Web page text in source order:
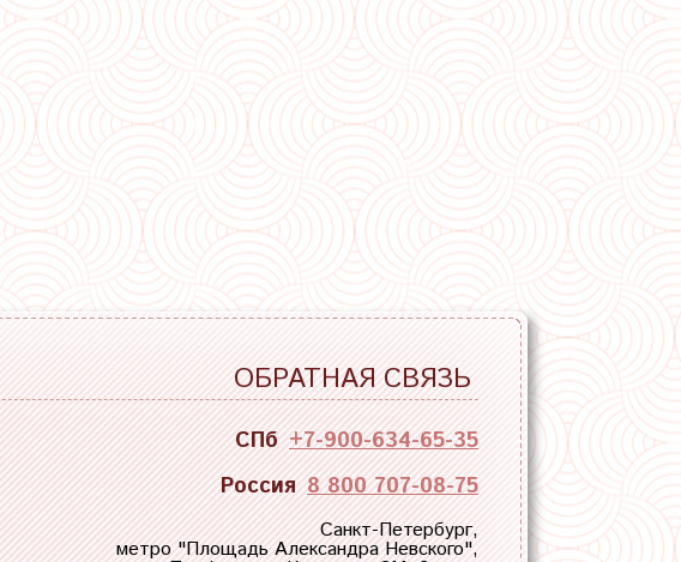
ОБРАТНАЯ СВЯЗЬ
СПб +7-900-634-65-35
Россия 8 800 707-08-75
Санкт-Петербург,
метро "Площадь Александра Невского",